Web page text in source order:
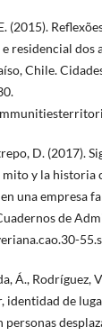
(2015).
residencial dos
Chile.
D. (2017).
mito y la historia
una empresa
de
Á., Rodríguez,
identidad de